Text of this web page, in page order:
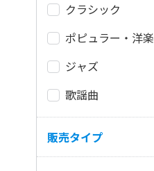
クラシック
ポピュラー・洋楽
ジャズ
歌謡曲
販売タイプ